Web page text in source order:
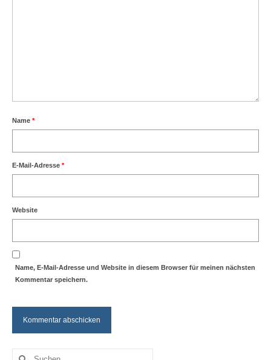
Name *
E-Mail-Adresse *
Website
Name, E-Mail-Adresse und Website in diesem Browser für meinen nächsten
Kommentar speichern.
Suche